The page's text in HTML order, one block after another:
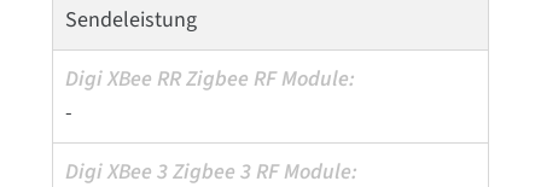
Sendeleistung
-